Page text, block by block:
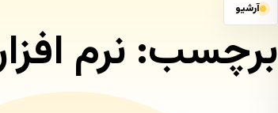
آرشیو
برچسب: نرم